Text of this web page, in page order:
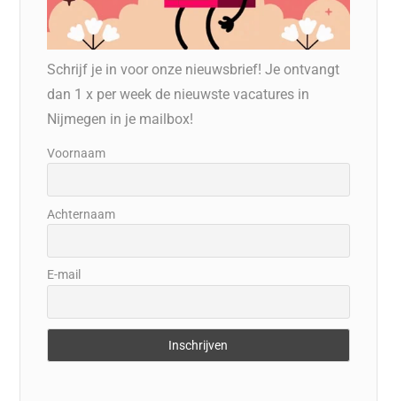
Schrijf je in voor onze nieuwsbrief! Je ontvangt
dan 1 x per week de nieuwste vacatures in
Nijmegen in je mailbox!
Voornaam
Achternaam
E-mail